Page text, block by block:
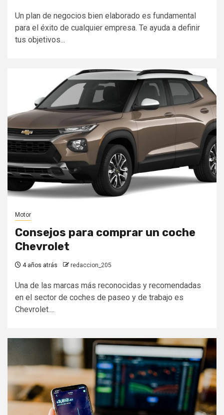
Un plan de negocios bien elaborado es fundamental
para el éxito de cualquier empresa. Te ayuda a definir
tus objetivos...
Motor
Consejos para comprar un coche
Chevrolet
4 años atrás redaccion_205
Una de las marcas más reconocidas y recomendadas
en el sector de coches de paseo y de trabajo es
Chevrolet....